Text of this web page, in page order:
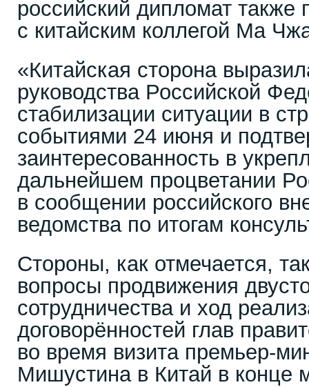
российский дипломат также
с китайским коллегой Ма
«Китайская сторона
руководства Российской
стабилизации ситуации в
событиями 24 июня и
заинтересованность в
дальнейшем процветании
в сообщении российского
ведомства по итогам
Стороны, как отмечается,
вопросы продвижения
сотрудничества и ход
договорëнностей глав
во время визита премьер-
Мишустина в Китай в конце